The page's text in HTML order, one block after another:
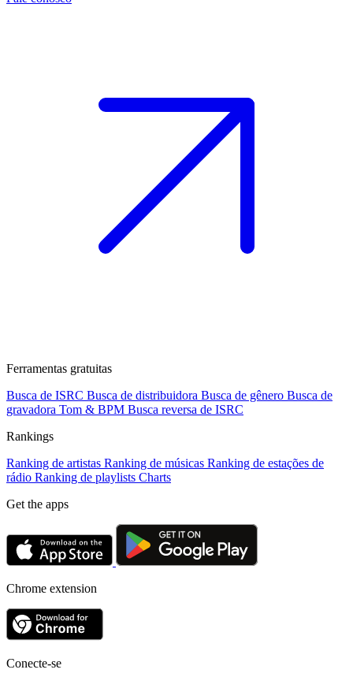
Ferramentas gratuitas
Busca de ISRC Busca de distribuidora Busca de gênero Busca de
gravadora Tom & BPM Busca reversa de ISRC
Rankings
Ranking de artistas Ranking de músicas Ranking de estações de
rádio Ranking de playlists Charts
Get the apps
Chrome extension
Conecte-se